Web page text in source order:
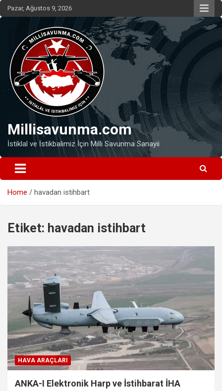
Skip
to
Pazar, Ağustos 9, 2026
Millisavunma.com
İstiklal ve İstikbalimiz İçin Milli Savunma Sanayii
Home havadan istihbart
Etiket: havadan istihbart
HAVA ARAÇLARI
ANKA-I Elektronik Harp ve İstihbarat İHA